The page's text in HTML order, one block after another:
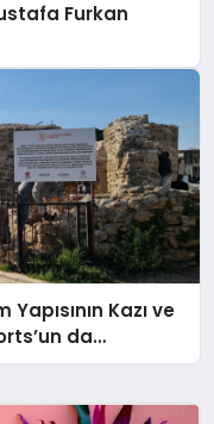
Furkan
Kazı ve
da